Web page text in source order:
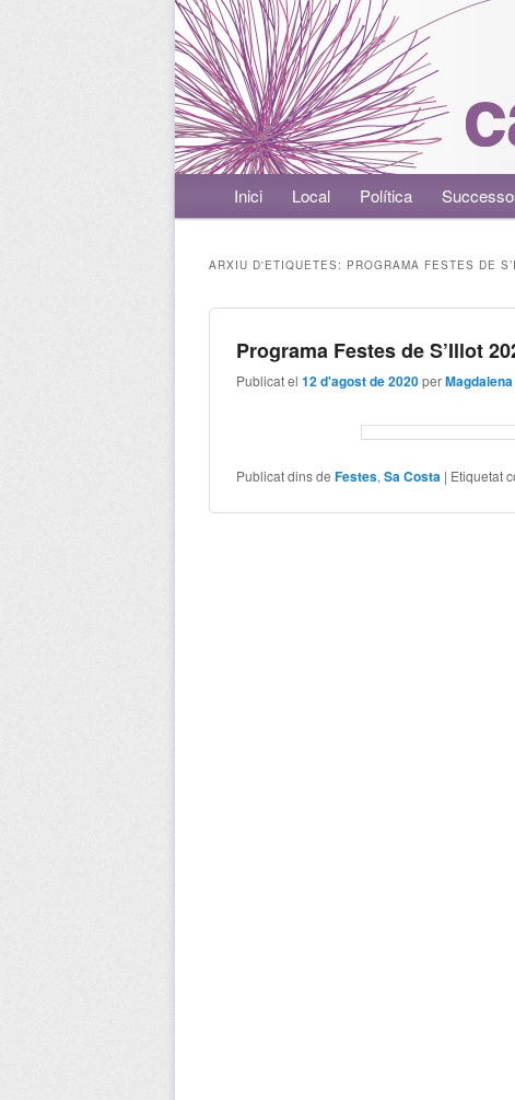
Menú principalAneu al contingut principal
Aneu al contingut secundari
Inici Local Política
ARXIU D'ETIQUETES: PROGRAMA FESTES DE
Programa Festes de S’Illot
Publicat el12 d'agost de 2020per
Publicat dins de Festes,Sa Costa | Etiquetat